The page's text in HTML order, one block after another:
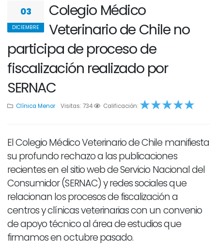
03
DICIEMBRE
Colegio Médico
Veterinario de Chile no
participa de proceso de
fiscalización realizado por
SERNAC
Clínica Menor Visitas: 734 Calificación:
1 2 3 4 5
El Colegio Médico Veterinario de Chile manifiesta
su profundo rechazo a las publicaciones
recientes en el sitio web de Servicio Nacional del
Consumidor (SERNAC) y redes sociales que
relacionan los procesos de fiscalización a
centros y clínicas veterinarias con un convenio
de apoyo técnico al área de estudios que
firmamos en octubre pasado.